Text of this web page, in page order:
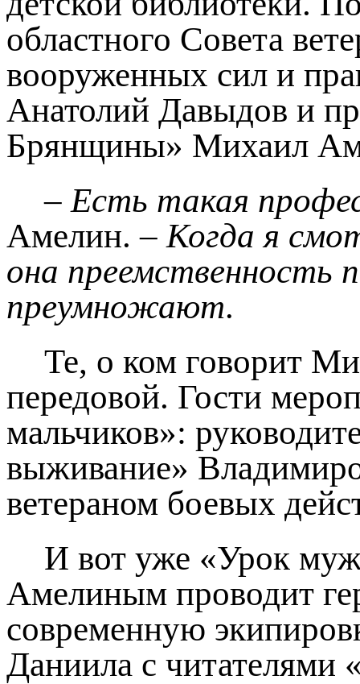
областного Совета
вооруженных сил и
Анатолий Давыдов и
Брянщины» Михаил
– Есть такая
Амелин.– Когда я
она преемственность
преумножают.
Те, о ком говорит
передовой. Гости
мальчиков»:
выживание»
ветераном боевых
И вот уже «Урок
Амелиным проводит
современную
Даниила с